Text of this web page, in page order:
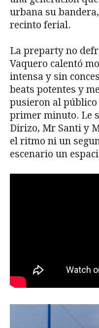
urbana su
recinto ferial.
La preparty no
Vaquero calentó
intensa y sin
beats potentes y
pusieron al público
primer minuto. Le
Dirizo, Mr Santi y
el ritmo ni un
escenario un